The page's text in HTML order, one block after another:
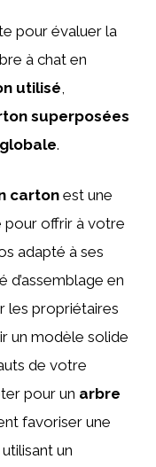
pour évaluer la
à chat en
utilisé
superposées
.
carton est une
offrir à votre
adapté à ses
d’assemblage en
les propriétaires
un modèle solide
de votre
pour un arbre
favoriser une
un